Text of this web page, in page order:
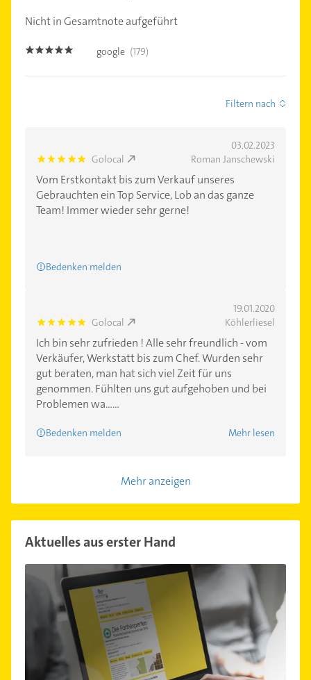
Nicht in Gesamtnote aufgeführt
4.9 google (179)
Filtern nach
03.02.2023
5.0 Golocal Roman Janschewski
Vom Erstkontakt bis zum Verkauf unseres
Gebrauchten ein Top Service, Lob an das ganze
Team! Immer wieder sehr gerne!
Bedenken melden
19.01.2020
5.0 Golocal Köhlerliesel
Ich bin sehr zufrieden ! Alle sehr freundlich - vom
Verkäufer, Werkstatt bis zum Chef. Wurden sehr
gut beraten, man hat sich viel Zeit für uns
genommen. Fühlten uns gut aufgehoben und bei
Problemen wa......
Bedenken melden Mehr lesen
Mehr anzeigen
Aktuelles aus erster Hand